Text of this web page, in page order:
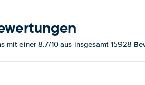
mit einer 8.7/10 aus insgesamt 15928